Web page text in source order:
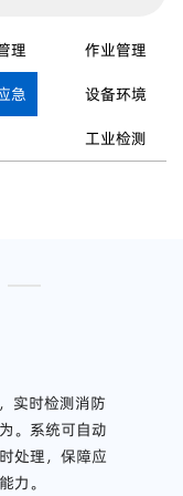
理
作业管理
急
设备环境
工业检测
实时检测消防
。系统可自动
处理，保障应
力。